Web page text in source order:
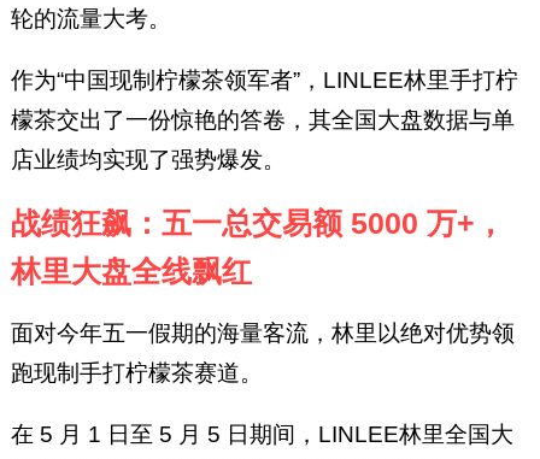
轮的流量大考。
作为“中国现制柠檬茶领军者”，LINLEE林里手打柠
檬茶交出了一份惊艳的答卷，其全国大盘数据与单
店业绩均实现了强势爆发。
战绩狂飙：五一总交易额 5000 万+，
林里大盘全线飘红
面对今年五一假期的海量客流，林里以绝对优势领
跑现制手打柠檬茶赛道。
在 5 月 1 日至 5 月 5 日期间，LINLEE林里全国大